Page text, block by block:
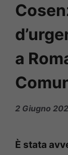
a
2 Giugno
È stata